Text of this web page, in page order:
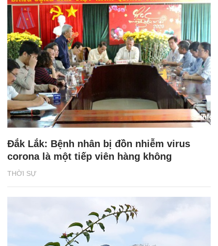
THỜI SỰ
Đắk Lắk: Bệnh nhân bị đồn nhiễm virus
corona là một tiếp viên hàng không